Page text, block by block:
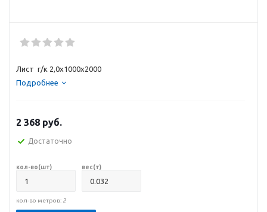
Лист г/к 2,0х1000х2000
Подробнее
2 368 руб.
Достаточно
кол-во(шт) вес(т)
кол-во метров: 2